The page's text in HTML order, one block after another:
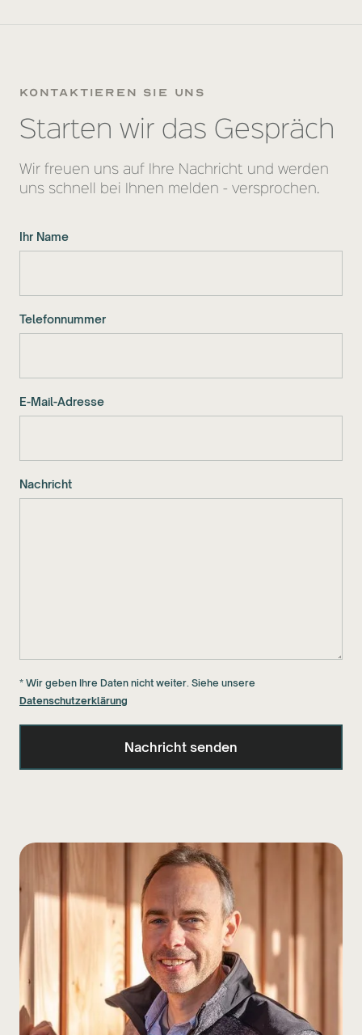
kontaktieren sie uns
Starten wir das Gespräch
Wir freuen uns auf Ihre Nachricht und werden
uns schnell bei Ihnen melden - versprochen.
Ihr Name
Telefonnummer
E-Mail-Adresse
Nachricht
* Wir geben Ihre Daten nicht weiter. Siehe unsere
Datenschutzerklärung